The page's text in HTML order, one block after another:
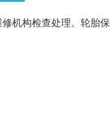
机构检查处理。轮胎保